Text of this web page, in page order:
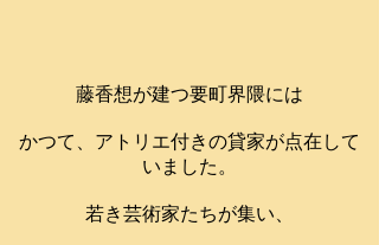
藤香想が建つ要町界隈には
かつて、アトリエ付きの貸家が点在して
いました。
若き芸術家たちが集い、